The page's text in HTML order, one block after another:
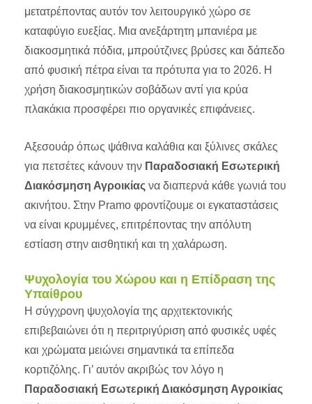
μετατρέποντας αυτόν τον λειτουργικό χώρο σε
καταφύγιο ευεξίας. Μια ανεξάρτητη μπανιέρα με
διακοσμητικά πόδια, μπρούτζινες βρύσες και δάπεδο
από φυσική πέτρα είναι τα πρότυπα για το 2026. Η
χρήση διακοσμητικών σοβάδων αντί για κρύα
πλακάκια προσφέρει πιο οργανικές επιφάνειες.
Αξεσουάρ όπως ψάθινα καλάθια και ξύλινες σκάλες
για πετσέτες κάνουν την Παραδοσιακή Εσωτερική
Διακόσμηση Αγροικίας να διαπερνά κάθε γωνιά του
ακινήτου. Στην Pramo φροντίζουμε οι εγκαταστάσεις
να είναι κρυμμένες, επιτρέποντας την απόλυτη
εστίαση στην αισθητική και τη χαλάρωση.
Ψυχολογία του Χώρου και η Επίδραση της
Υπαίθρου
Η σύγχρονη ψυχολογία της αρχιτεκτονικής
επιβεβαιώνει ότι η περιτριγύριση από φυσικές υφές
και χρώματα μειώνει σημαντικά τα επίπεδα
κορτιζόλης. Γι’ αυτόν ακριβώς τον λόγο η
Παραδοσιακή Εσωτερική Διακόσμηση Αγροικίας